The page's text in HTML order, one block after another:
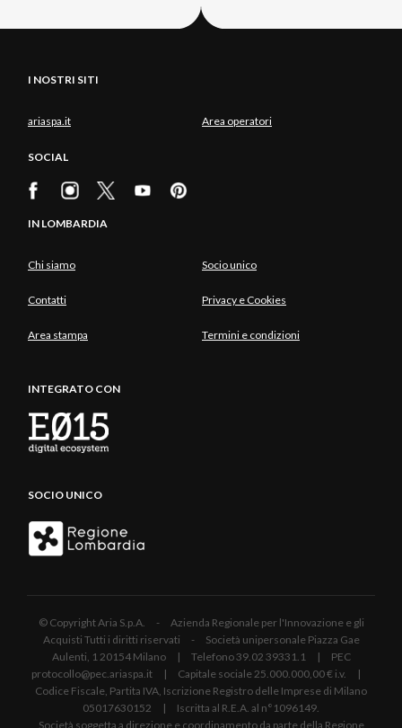
I NOSTRI SITI
ariaspa.it Area operatori
SOCIAL
IN LOMBARDIA
Chi siamo Socio unico
Contatti Privacy e Cookies
Area stampa Termini e condizioni
INTEGRATO CON
SOCIO UNICO
© Copyright Aria S.p.A. - Azienda Regionale per l'Innovazione e gli
Acquisti Tutti i diritti riservati - Società unipersonale Piazza Gae
Aulenti, 1 20154 Milano | Telefono 39.02 39331.1 | PEC
protocollo@pec.ariaspa.it | Capitale sociale 25.000.000,00 € i.v. |
Codice Fiscale, Partita IVA, Iscrizione Registro delle Imprese di Milano
05017630152 | Iscritta al R.E.A. al n°1096149.
Società soggetta a direzione e coordinamento da parte della Regione